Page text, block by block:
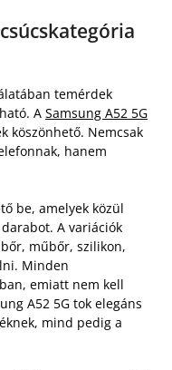
temérdek
A Samsung A52 5G
köszönhető. Nemcsak
hanem
be, amelyek közül
A variációk
műbőr, szilikon,
Minden
emiatt nem kell
A52 5G tok elegáns
mind pedig a